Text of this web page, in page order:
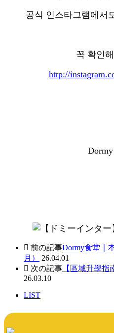
공식 인스타그램에서
꼭 확인
http://
前の記事Dormy食堂｜
月）
26.04.01
次の記事 【區域升學
26.03.10
LIST